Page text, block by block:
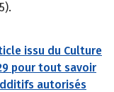
issu du Culture
pour tout savoir
autorisés